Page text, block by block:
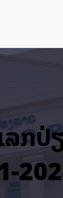
ກ​ປ່